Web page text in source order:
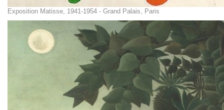
Exposition Matisse, 1941-1954 - Grand Palais, Paris